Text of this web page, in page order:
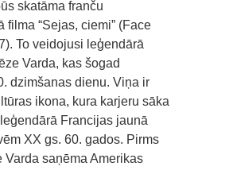
skatāma franču
filma “Sejas, ciemi” (Face
To veidojusi leģendārā
Varda, kas šogad
dzimšanas dienu. Viņa ir
ikona, kura karjeru sāka
Francijas jaunā
XX gs. 60. gados. Pirms
Varda saņēma Amerikas